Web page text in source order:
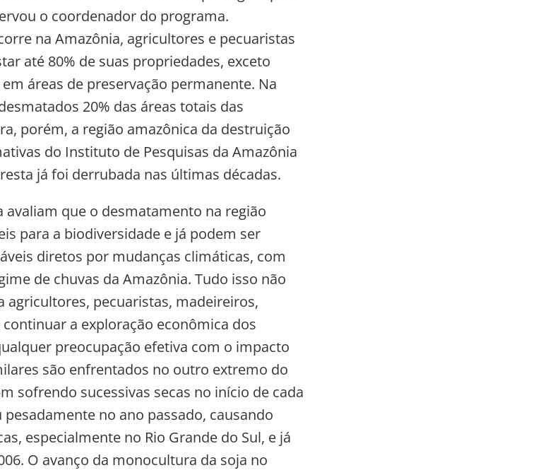
o coordenador do programa.
na Amazônia, agricultores e pecuaristas
até 80% de suas propriedades, exceto
áreas de preservação permanente. Na
20% das áreas totais das
porém, a região amazônica da destruição
do Instituto de Pesquisas da Amazônia
já foi derrubada nas últimas décadas.
avaliam que o desmatamento na região
para a biodiversidade e já podem ser
diretos por mudanças climáticas, com
de chuvas da Amazônia. Tudo isso não
agricultores, pecuaristas, madeireiros,
a exploração econômica dos
preocupação efetiva com o impacto
são enfrentados no outro extremo do
sofrendo sucessivas secas no início de cada
no ano passado, causando
especialmente no Rio Grande do Sul, e já
O avanço da monocultura da soja no